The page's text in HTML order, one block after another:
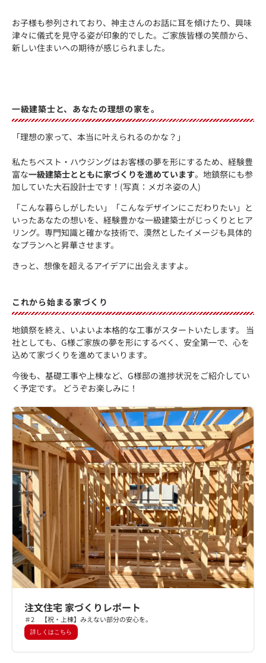
お子様も参列されており、神主さんのお話に耳を傾けたり、興味
津々に儀式を見守る姿が印象的でした。ご家族皆様の笑顔から、
新しい住まいへの期待が感じられました。
一級建築士と、あなたの理想の家を。
「理想の家って、本当に叶えられるのかな？」
私たちベスト・ハウジングはお客様の夢を形にするため、経験豊
富な一級建築士とともに家づくりを進めています。地鎮祭にも参
加していた大石設計士です！(写真：メガネ姿の人)
「こんな暮らしがしたい」「こんなデザインにこだわりたい」と
いったあなたの想いを、経験豊かな一級建築士がじっくりとヒア
リング。専門知識と確かな技術で、漠然としたイメージも具体的
なプランへと昇華させます。
きっと、想像を超えるアイデアに出会えますよ。
これから始まる家づくり
地鎮祭を終え、いよいよ本格的な工事がスタートいたします。 当
社としても、G様ご家族の夢を形にするべく、安全第一で、心を
込めて家づくりを進めてまいります。
今後も、基礎工事や上棟など、G様邸の進捗状況をご紹介してい
く予定です。 どうぞお楽しみに！
注文住宅 家づくりレポート
＃2 【祝・上棟】みえない部分の安心を。
詳しくはこちら